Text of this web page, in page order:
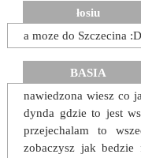
łosiu
a moze do Szczecina :D
BASIA
nawiedzona wiesz co
dynda gdzie to jest
przejechalam to
zobaczysz jak bedzie